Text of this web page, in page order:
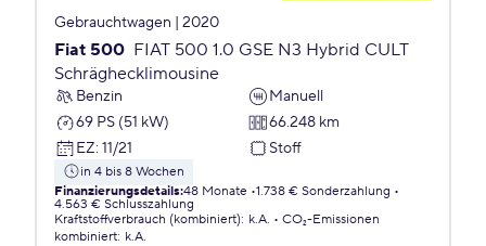
Gebrauchtwagen | 2020
Fiat 500 FIAT 500 1.0 GSE N3 Hybrid CULT
Schräghecklimousine
Benzin
Manuell
69 PS (51 kW)
66.248 km
EZ: 11/21 Stoff
in 4 bis 8 Wochen
Finanzierungsdetails:48 Monate 1.738 € Sonderzahlung
4.563 € Schlusszahlung
Kraftstoffverbrauch (kombiniert): k.A.
CO₂-Emissionen
kombiniert: k.A.